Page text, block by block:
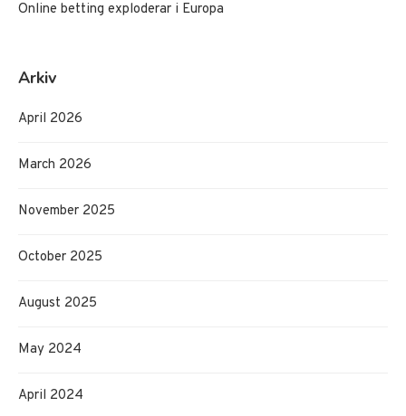
Online betting exploderar i Europa
Arkiv
April 2026
March 2026
November 2025
October 2025
August 2025
May 2024
April 2024